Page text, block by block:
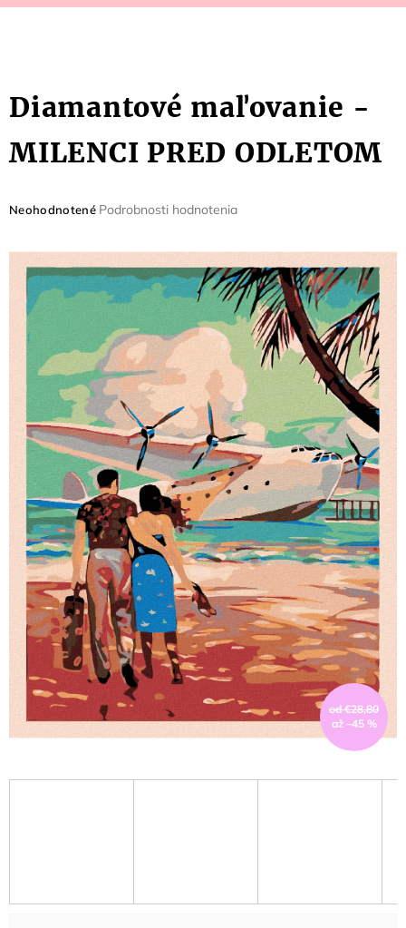
Diamantové maľovanie -
MILENCI PRED ODLETOM
Priemerné
je
hviezdičiek.
Neohodnotené Podrobnosti hodnotenia
od €28,80
až –45 %